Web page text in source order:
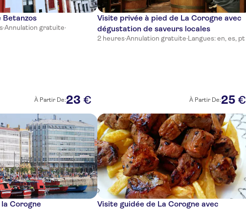
Betanzos
·Annulation gratuite·
À Partir De:23 €
Visite privée à pied de La Corogne avec
dégustation de saveurs locales
2 heures·Annulation gratuite·Langues: en, es, pt
À Partir De:25 €
Corogne
Visite guidée de La Corogne avec